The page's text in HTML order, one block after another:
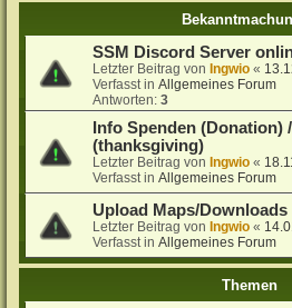
SSM Discord Server
Letzter Beitrag von Ingwio «
Verfasst inAllgemeines Forum
Antworten:3
Info Spenden (Donation)
(thanksgiving)
Letzter Beitrag von Ingwio «
Verfasst inAllgemeines Forum
Upload Maps/Downloads
Letzter Beitrag von Ingwio «
Verfasst inAllgemeines Forum
Themen